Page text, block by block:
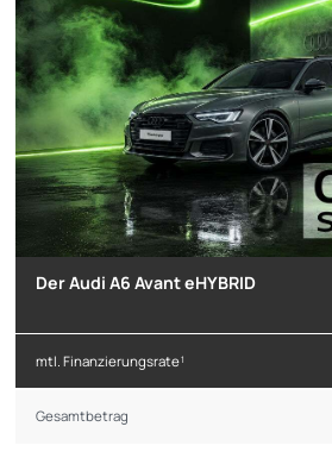
Der Audi A6 Avant eHYBRID
mtl. Finanzierungsrate1
Gesamtbetrag